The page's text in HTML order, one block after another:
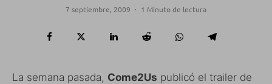
7 septiembre, 2009 · 1 Minuto de lectura
La semana pasada, Come2Us publicó el trailer de